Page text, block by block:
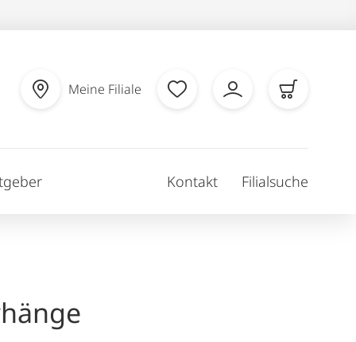
Meine Filiale
Kontakt Filialsuche